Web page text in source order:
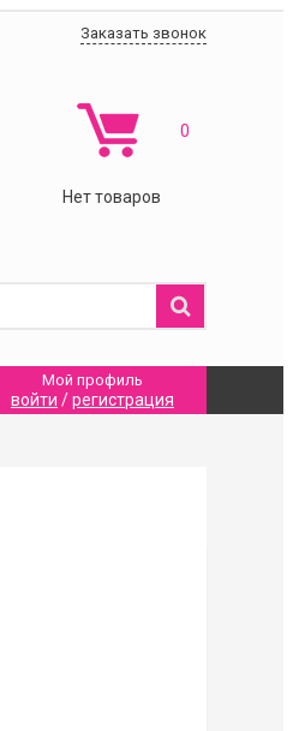
Заказать звонок
Нет товаров
0
Мой профиль
войти /регистрация